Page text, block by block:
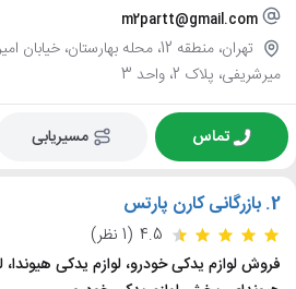
m2partt@gmail.com
تهران، منطقه 12، محله بهارستان،
میرشریفی، پلاک 2، واحد 3
تماس مسیریابی
2. بازرگانی کارن پارتس
4.5 (1 نظر)
فروش لوازم یدکی خودرو، لوازم یدکی هیوندا،